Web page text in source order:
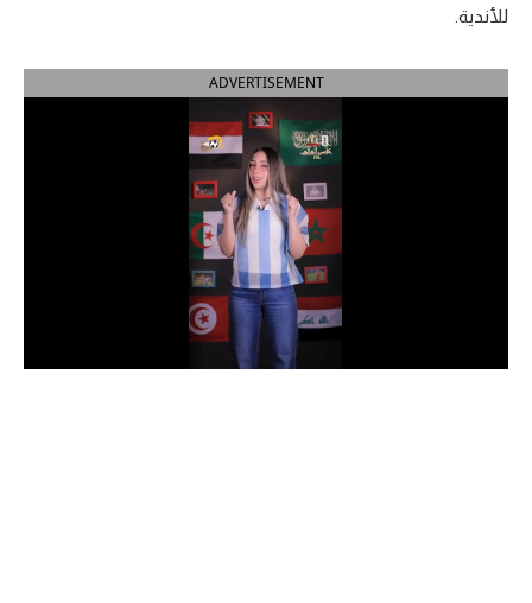
الدوري السعودي للمحترفين
دوري أبطال إفريقيا
للأندية.
ADVERTISEMENT